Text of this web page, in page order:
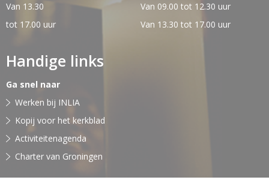
Van 13.30
tot 17.00 uur
Van 09.00 tot 12.30 uur
Van 13.30 tot 17.00 uur
Handige links
Ga snel naar
Werken bij INLIA
Kopij voor het kerkblad
Activiteitenagenda
Charter van Groningen